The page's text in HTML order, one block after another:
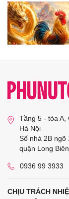
Tầng 5 - tòa A,
Hà Nội
Số nhà 2B ngõ
quận Long
0936 99 3933
CHỊU TRÁCH